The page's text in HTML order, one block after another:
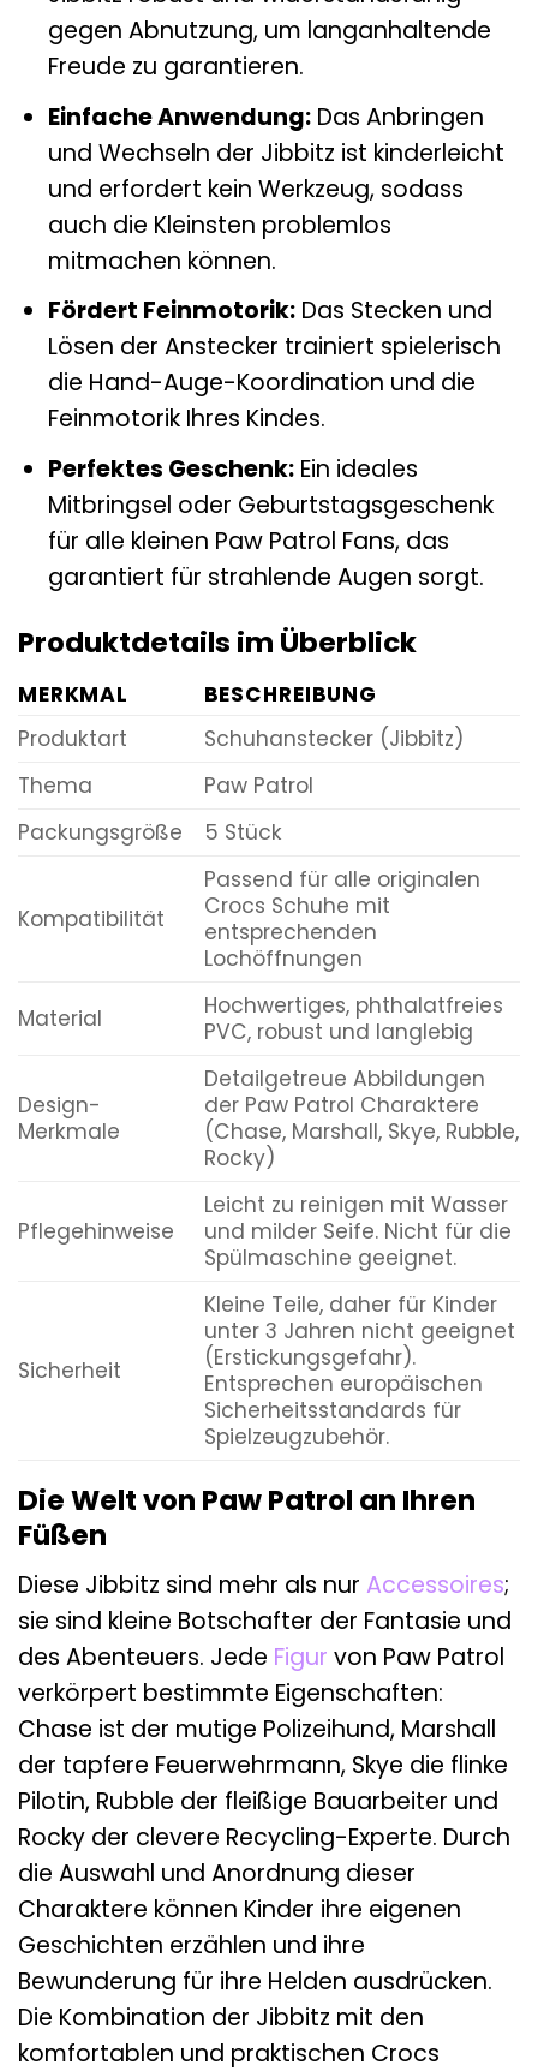
gegen Abnutzung, um langanhaltende
Freude zu garantieren.
Einfache Anwendung:Das Anbringen
und Wechseln der Jibbitz ist kinderleicht
und erfordert kein Werkzeug, sodass
auch die Kleinsten problemlos
mitmachen können.
Fördert Feinmotorik:Das Stecken und
Lösen der Anstecker trainiert spielerisch
die Hand-Auge-Koordination und die
Feinmotorik Ihres Kindes.
Perfektes Geschenk:Ein ideales
Mitbringsel oder Geburtstagsgeschenk
für alle kleinen Paw Patrol Fans, das
garantiert für strahlende Augen sorgt.
Produktdetails im Überblick
MERKMAL
BESCHREIBUNG
Produktart
Schuhanstecker (Jibbitz)
Thema
Paw Patrol
Packungsgröße
5 Stück
Kompatibilität
Passend für alle originalen
Crocs Schuhe mit
entsprechenden
Lochöffnungen
Material
Hochwertiges, phthalatfreies
PVC, robust und langlebig
Design-
Merkmale
Detailgetreue Abbildungen
der Paw Patrol Charaktere
(Chase, Marshall, Skye, Rubble,
Rocky)
Pflegehinweise
Leicht zu reinigen mit Wasser
und milder Seife. Nicht für die
Spülmaschine geeignet.
Sicherheit
Kleine Teile, daher für Kinder
unter 3 Jahren nicht geeignet
(Erstickungsgefahr).
Entsprechen europäischen
Sicherheitsstandards für
Spielzeugzubehör.
Die Welt von Paw Patrol an Ihren
Füßen
Diese Jibbitz sind mehr als nur Accessoires;
sie sind kleine Botschafter der Fantasie und
des Abenteuers. Jede Figur von Paw Patrol
verkörpert bestimmte Eigenschaften:
Chase ist der mutige Polizeihund, Marshall
der tapfere Feuerwehrmann, Skye die flinke
Pilotin, Rubble der fleißige Bauarbeiter und
Rocky der clevere Recycling-Experte. Durch
die Auswahl und Anordnung dieser
Charaktere können Kinder ihre eigenen
Geschichten erzählen und ihre
Bewunderung für ihre Helden ausdrücken.
Die Kombination der Jibbitz mit den
komfortablen und praktischen Crocs